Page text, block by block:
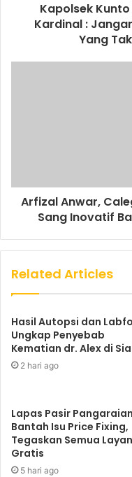
Kapolsek
Kardinal :
Yang
Arfizal Anwar,
Sang Inovatif
Related Articles
Hasil Autopsi dan
Ungkap Penyebab
Kematian dr. Alex di
2 hari ago
Lapas Pasir Pangaraian
Bantah Isu Price Fixing,
Tegaskan Semua
Gratis
5 hari ago